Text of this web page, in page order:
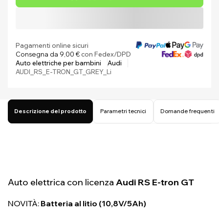
Pagamenti online sicuri
Consegna da 9,00 €con Fedex/DPD
Auto elettriche per bambini
Audi
AUDI_RS_E-TRON_GT_GREY_Li
Descrizione del prodotto Parametri tecnici Domande frequenti
Auto elettrica con licenza Audi RS E-tron GT
NOVITÀ: Batteria al litio (10,8V/5Ah)